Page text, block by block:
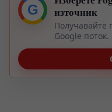
G
източник
Google поток.